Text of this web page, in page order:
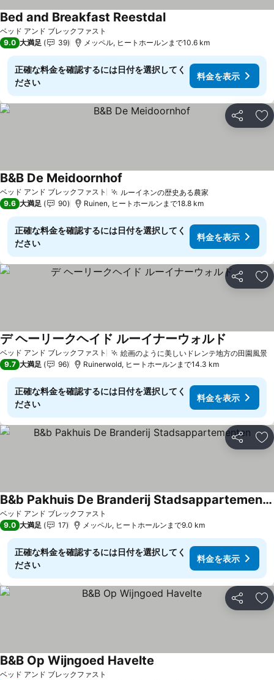
ベッド アンド ブレックファスト
Bed and Breakfast Reestdal料金を表示
9.0 大満足 39 メッペル, ヒートホールンまで10.6 km
正確な料金を確認するには日付を選択してく
ださい
料金を表示
シェア お
ベッド アンド ブレックファスト ルーイネンの歴史ある農家
B&B De Meidoornhof
9.6 大満足 90 Ruinen, ヒートホールンまで18.8 km
正確な料金を確認するには日付を選択してく
ださい
料金を表示
シェア お
ベッド アンド ブレックファスト 絵画のように美しいドレンテ地方の田園風景
デ ヘーリークヘイド ルーイナーウォルド
9.7 大満足 96 Ruinerwold, ヒートホールンまで14.3 km
正確な料金を確認するには日付を選択してく
ださい
料金を表示
シェア お
ベッド アンド ブレックファスト
B&b Pakhuis De Branderij Stadsappartementen
料金を表示
9.0 大満足 17 メッペル, ヒートホールンまで9.0 km
正確な料金を確認するには日付を選択してく
ださい
料金を表示
シェア お
ベッド アンド ブレックファスト
B&B Op Wijngoed Havelte